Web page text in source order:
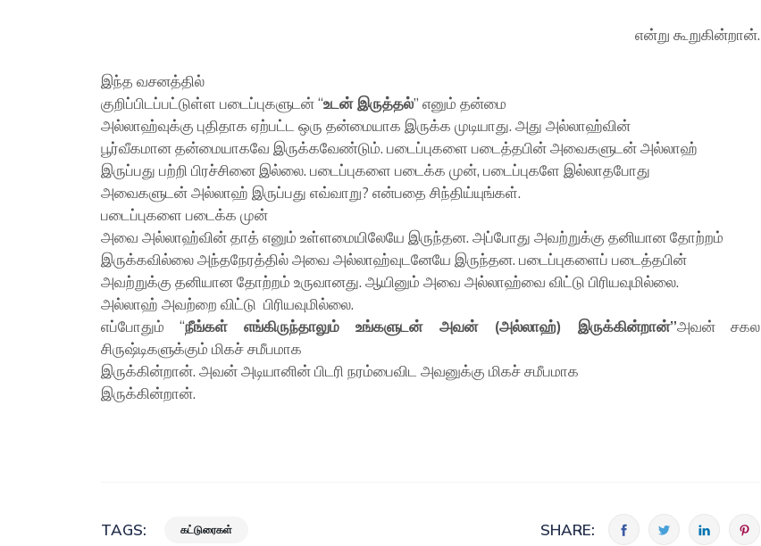
என்று கூறுகின்றான்.
இந்த வசனத்தில்
குறிப்பிடப்பட்டுள்ள படைப்புகளுடன் “உடன் இருத்தல்” எனும் தன்மை
அல்லாஹ்வுக்கு புதிதாக ஏற்பட்ட ஒரு தன்மையாக இருக்க முடியாது. அது அல்லாஹ்வின்
பூர்வீகமான தன்மையாகவே இருக்கவேண்டும். படைப்புகளை படைத்தபின் அவைகளுடன் அல்லாஹ்
இருப்பது பற்றி பிரச்சினை இல்லை. படைப்புகளை படைக்க முன், படைப்புகளே இல்லாதபோது
அவைகளுடன் அல்லாஹ் இருப்பது எவ்வாறு? என்பதை சிந்திய்யுங்கள்.
படைப்புகளை படைக்க முன்
அவை அல்லாஹ்வின் தாத் எனும் உள்ளமையிலேயே இருந்தன. அப்போது அவற்றுக்கு தனியான தோற்றம்
இருக்கவில்லை அந்தநேரத்தில் அவை அல்லாஹ்வுடனேயே இருந்தன. படைப்புகளைப் படைத்தபின்
அவற்றுக்கு தனியான தோற்றம் உருவானது. ஆயினும் அவை அல்லாஹ்வை விட்டு பிரியவுமில்லை.
அல்லாஹ் அவற்றை விட்டு பிரியவுமில்லை.
எப்போதும் “நீங்கள் எங்கிருந்தாலும் உங்களுடன் அவன் (அல்லாஹ்) இருக்கின்றான்”அவன் சகல
சிருஷ்டிகளுக்கும் மிகச் சமீபமாக
இருக்கின்றான். அவன் அடியானின் பிடரி நரம்பைவிட அவனுக்கு மிகச் சமீபமாக
இருக்கின்றான்.
TAGS: கட்டுரைகள் SHARE: